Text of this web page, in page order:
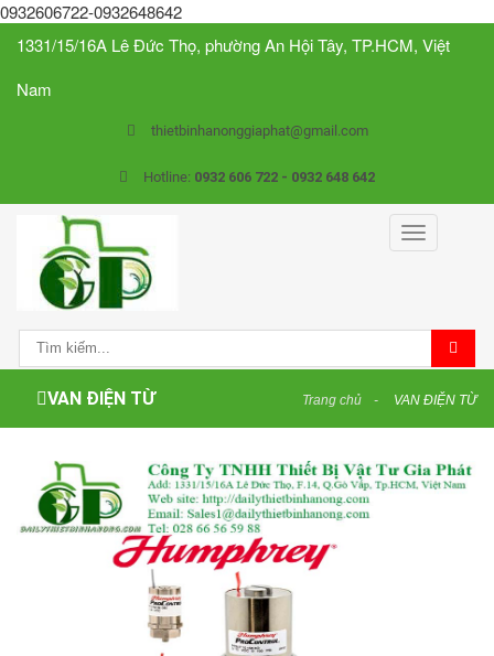
0932606722-0932648642
1331/15/16A Lê Đức Thọ, phường An Hội Tây, TP.HCM, Việt
Nam
thietbinhanonggiaphat@gmail.com
Hotline: 0932 606 722 - 0932 648 642
Toggle
navigation
VAN ĐIỆN TỪ Trang chủ VAN ĐIỆN TỪ